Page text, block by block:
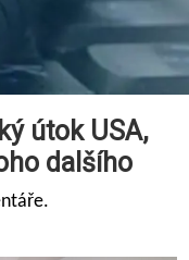
útok USA,
dalšího